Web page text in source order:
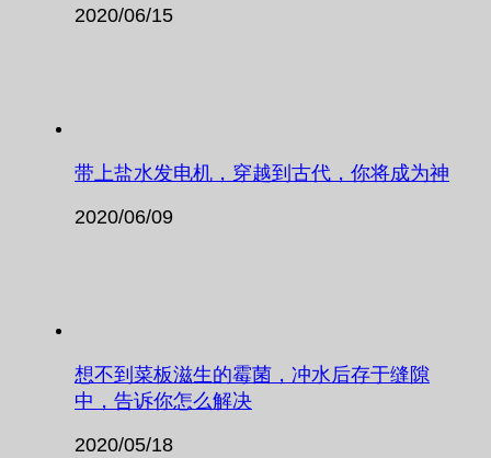
2020/06/15
带上盐水发电机，穿越到古代，你将成为神
2020/06/09
想不到菜板滋生的霉菌，冲水后存于缝隙
中，告诉你怎么解决
2020/05/18